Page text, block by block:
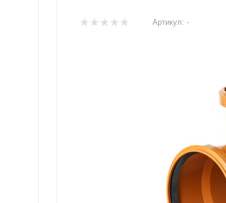
Артикул: -